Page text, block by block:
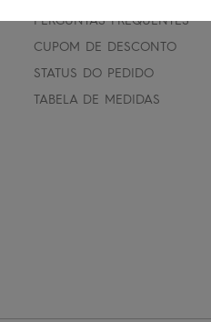
PERGUNTAS FREQUENTES
CUPOM DE DESCONTO
STATUS DO PEDIDO
TABELA DE MEDIDAS